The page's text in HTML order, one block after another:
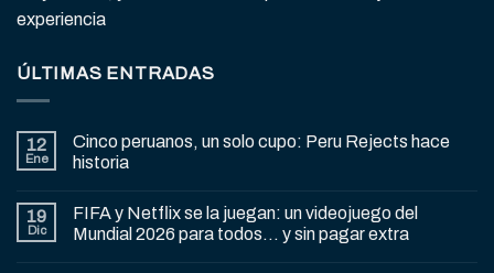
experiencia
ÚLTIMAS ENTRADAS
12
Ene
Cinco peruanos, un solo cupo: Peru Rejects hace
historia
19
Dic
FIFA y Netflix se la juegan: un videojuego del
Mundial 2026 para todos… y sin pagar extra